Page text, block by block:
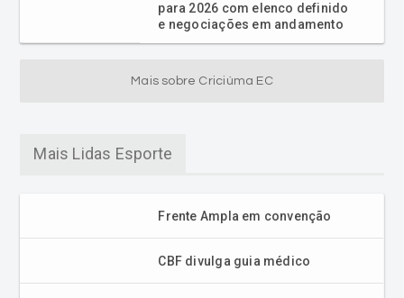
para 2026 com elenco definido
e negociações em andamento
Mais sobre Criciúma EC
Mais Lidas Esporte
Frente Ampla em convenção
CBF divulga guia médico